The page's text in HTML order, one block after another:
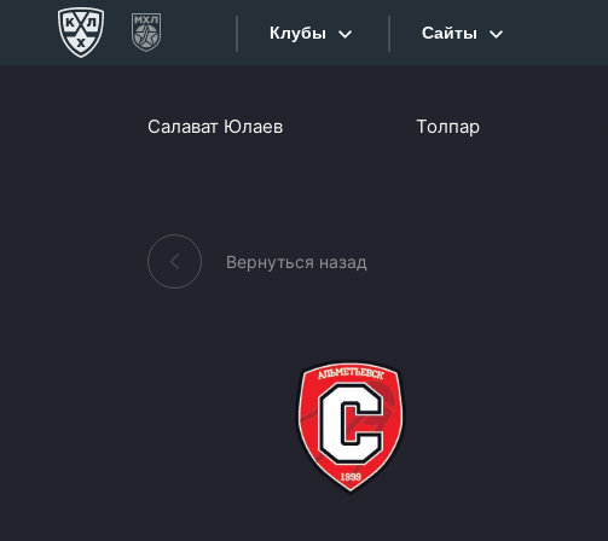
Клубы
Конференция «Запад»
ХК Сочи
Дивизион Тарасова
Динамо Мн
Сайты
Сайты
Салават Юлаев Толпар
Вернуться назад